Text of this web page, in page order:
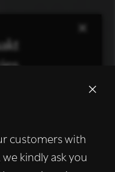
customers with
kindly ask you
×
en
van onze site